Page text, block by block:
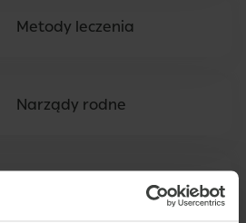
Metody leczenia
Narządy rodne